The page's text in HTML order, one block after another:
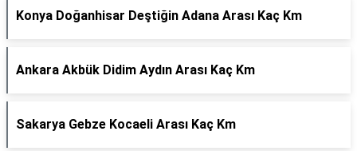
Konya Doğanhisar Deştiğin Adana Arası Kaç Km
Ankara Akbük Didim Aydın Arası Kaç Km
Sakarya Gebze Kocaeli Arası Kaç Km